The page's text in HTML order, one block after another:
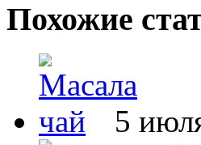
Похожие
5